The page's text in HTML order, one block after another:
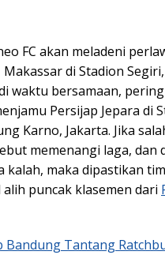
FC akan meladeni
di Stadion Segiri,
waktu bersamaan,
Persijap Jepara di
Karno, Jakarta. Jika
memenangi laga, dan
kalah, maka dipastikan
puncak klasemen dari
Bandung Tantang